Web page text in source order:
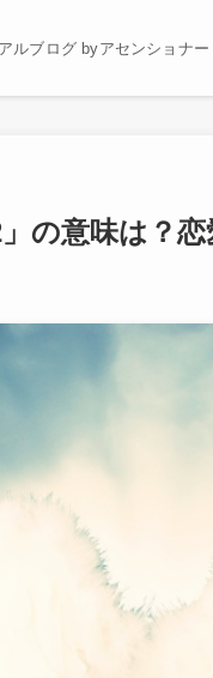
ルブログ byアセンショナー
の意味は？